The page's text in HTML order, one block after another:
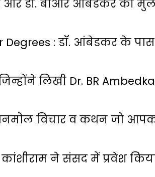
और डॉ. बीआर आंबेडकर की
Degrees : डॉ. आंबेडकर के पास
लिखी Dr. BR
विचार व कथन जो
ने संसद में प्रवेश